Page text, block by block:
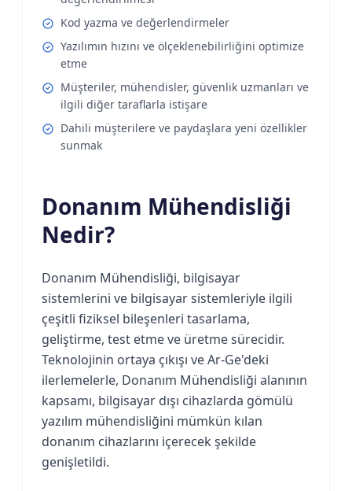
Kod yazma ve değerlendirmeler
Yazılımın hızını ve ölçeklenebilirliğini optimize
etme
Müşteriler, mühendisler, güvenlik uzmanları ve
ilgili diğer taraflarla istişare
Dahili müşterilere ve paydaşlara yeni özellikler
sunmak
Donanım Mühendisliği
Nedir?
Donanım Mühendisliği, bilgisayar
sistemlerini ve bilgisayar sistemleriyle ilgili
çeşitli fiziksel bileşenleri tasarlama,
geliştirme, test etme ve üretme sürecidir.
Teknolojinin ortaya çıkışı ve Ar-Ge'deki
ilerlemelerle, Donanım Mühendisliği alanının
kapsamı, bilgisayar dışı cihazlarda gömülü
yazılım mühendisliğini mümkün kılan
donanım cihazlarını içerecek şekilde
genişletildi.